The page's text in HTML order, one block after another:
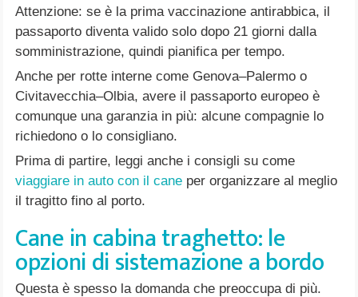
Attenzione: se è la prima vaccinazione antirabbica, il
passaporto diventa valido solo dopo 21 giorni dalla
somministrazione, quindi pianifica per tempo.
Anche per rotte interne come Genova–Palermo o
Civitavecchia–Olbia, avere il passaporto europeo è
comunque una garanzia in più: alcune compagnie lo
richiedono o lo consigliano.
Prima di partire, leggi anche i consigli su come
viaggiare in auto con il cane per organizzare al meglio
il tragitto fino al porto.
Cane in cabina traghetto: le
opzioni di sistemazione a bordo
Questa è spesso la domanda che preoccupa di più.